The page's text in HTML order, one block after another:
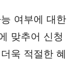
여부에 대한
맞추어 신청
욱 적절한 혜